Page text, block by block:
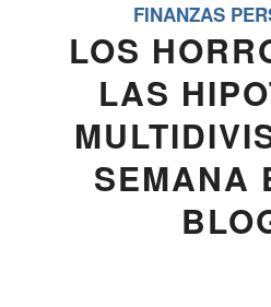
FINANZAS
LOS
LAS
SEMANA